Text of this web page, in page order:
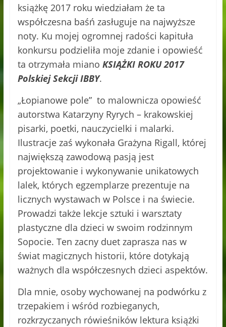
książkę 2017 roku wiedziałam że ta
współczesna baśń zasługuje na najwyższe
noty. Ku mojej ogromnej radości kapituła
konkursu podzieliła moje zdanie i opowieść
ta otrzymała miano KSIĄŻKI ROKU 2017
Polskiej Sekcji IBBY.
„Łopianowe pole” to malownicza opowieść
autorstwa Katarzyny Ryrych – krakowskiej
pisarki, poetki, nauczycielki i malarki.
Ilustracje zaś wykonała Grażyna Rigall, której
największą zawodową pasją jest
projektowanie i wykonywanie unikatowych
lalek, których egzemplarze prezentuje na
licznych wystawach w Polsce i na świecie.
Prowadzi także lekcje sztuki i warsztaty
plastyczne dla dzieci w swoim rodzinnym
Sopocie. Ten zacny duet zaprasza nas w
świat magicznych historii, które dotykają
ważnych dla współczesnych dzieci aspektów.
Dla mnie, osoby wychowanej na podwórku z
trzepakiem i wśród rozbieganych,
rozkrzyczanych rówieśników lektura książki